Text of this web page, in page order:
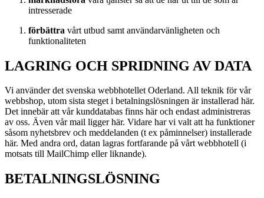
intresserade
förbättra vårt utbud samt användarvänligheten och
funktionaliteten
LAGRING OCH SPRIDNING AV DATA
Vi använder det svenska webbhotellet Oderland. All teknik för vår
webbshop, utom sista steget i betalningslösningen är installerad här.
Det innebär att vår kunddatabas finns här och endast administreras
av oss. Även vår mail ligger här. Vidare har vi valt att ha funktioner
såsom nyhetsbrev och meddelanden (t ex påminnelser) installerade
här. Med andra ord, datan lagras fortfarande på vårt webbhotell (i
motsats till MailChimp eller liknande).
BETALNINGSLÖSNING